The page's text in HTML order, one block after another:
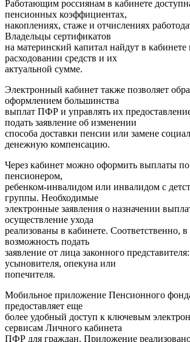
Работающим россиянам в кабинете
пенсионных коэффициентах,
накоплениях, стаже и отчислениях
Владельцы сертификатов
на материнский капитал найдут в
расходовании средств и их
актуальной сумме.
Электронный кабинет также позволяет
оформлением большинства
выплат ПФР и управлять их
подать заявление об изменении
способа доставки пенсии или замене
денежную компенсацию.
Через кабинет можно оформить выплаты по
пенсионером,
ребенком-инвалидом или инвалидом с
группы. Необходимые
электронные заявления о назначении
осуществление ухода
реализованы в кабинете. Соответственно,
возможность подать
заявление от лица законного
усыновителя, опекуна или
попечителя.
Мобильное приложение Пенсионного
предоставляет еще
более удобный доступ к ключевым
сервисам Личного кабинета
ПФР для граждан. Приложение